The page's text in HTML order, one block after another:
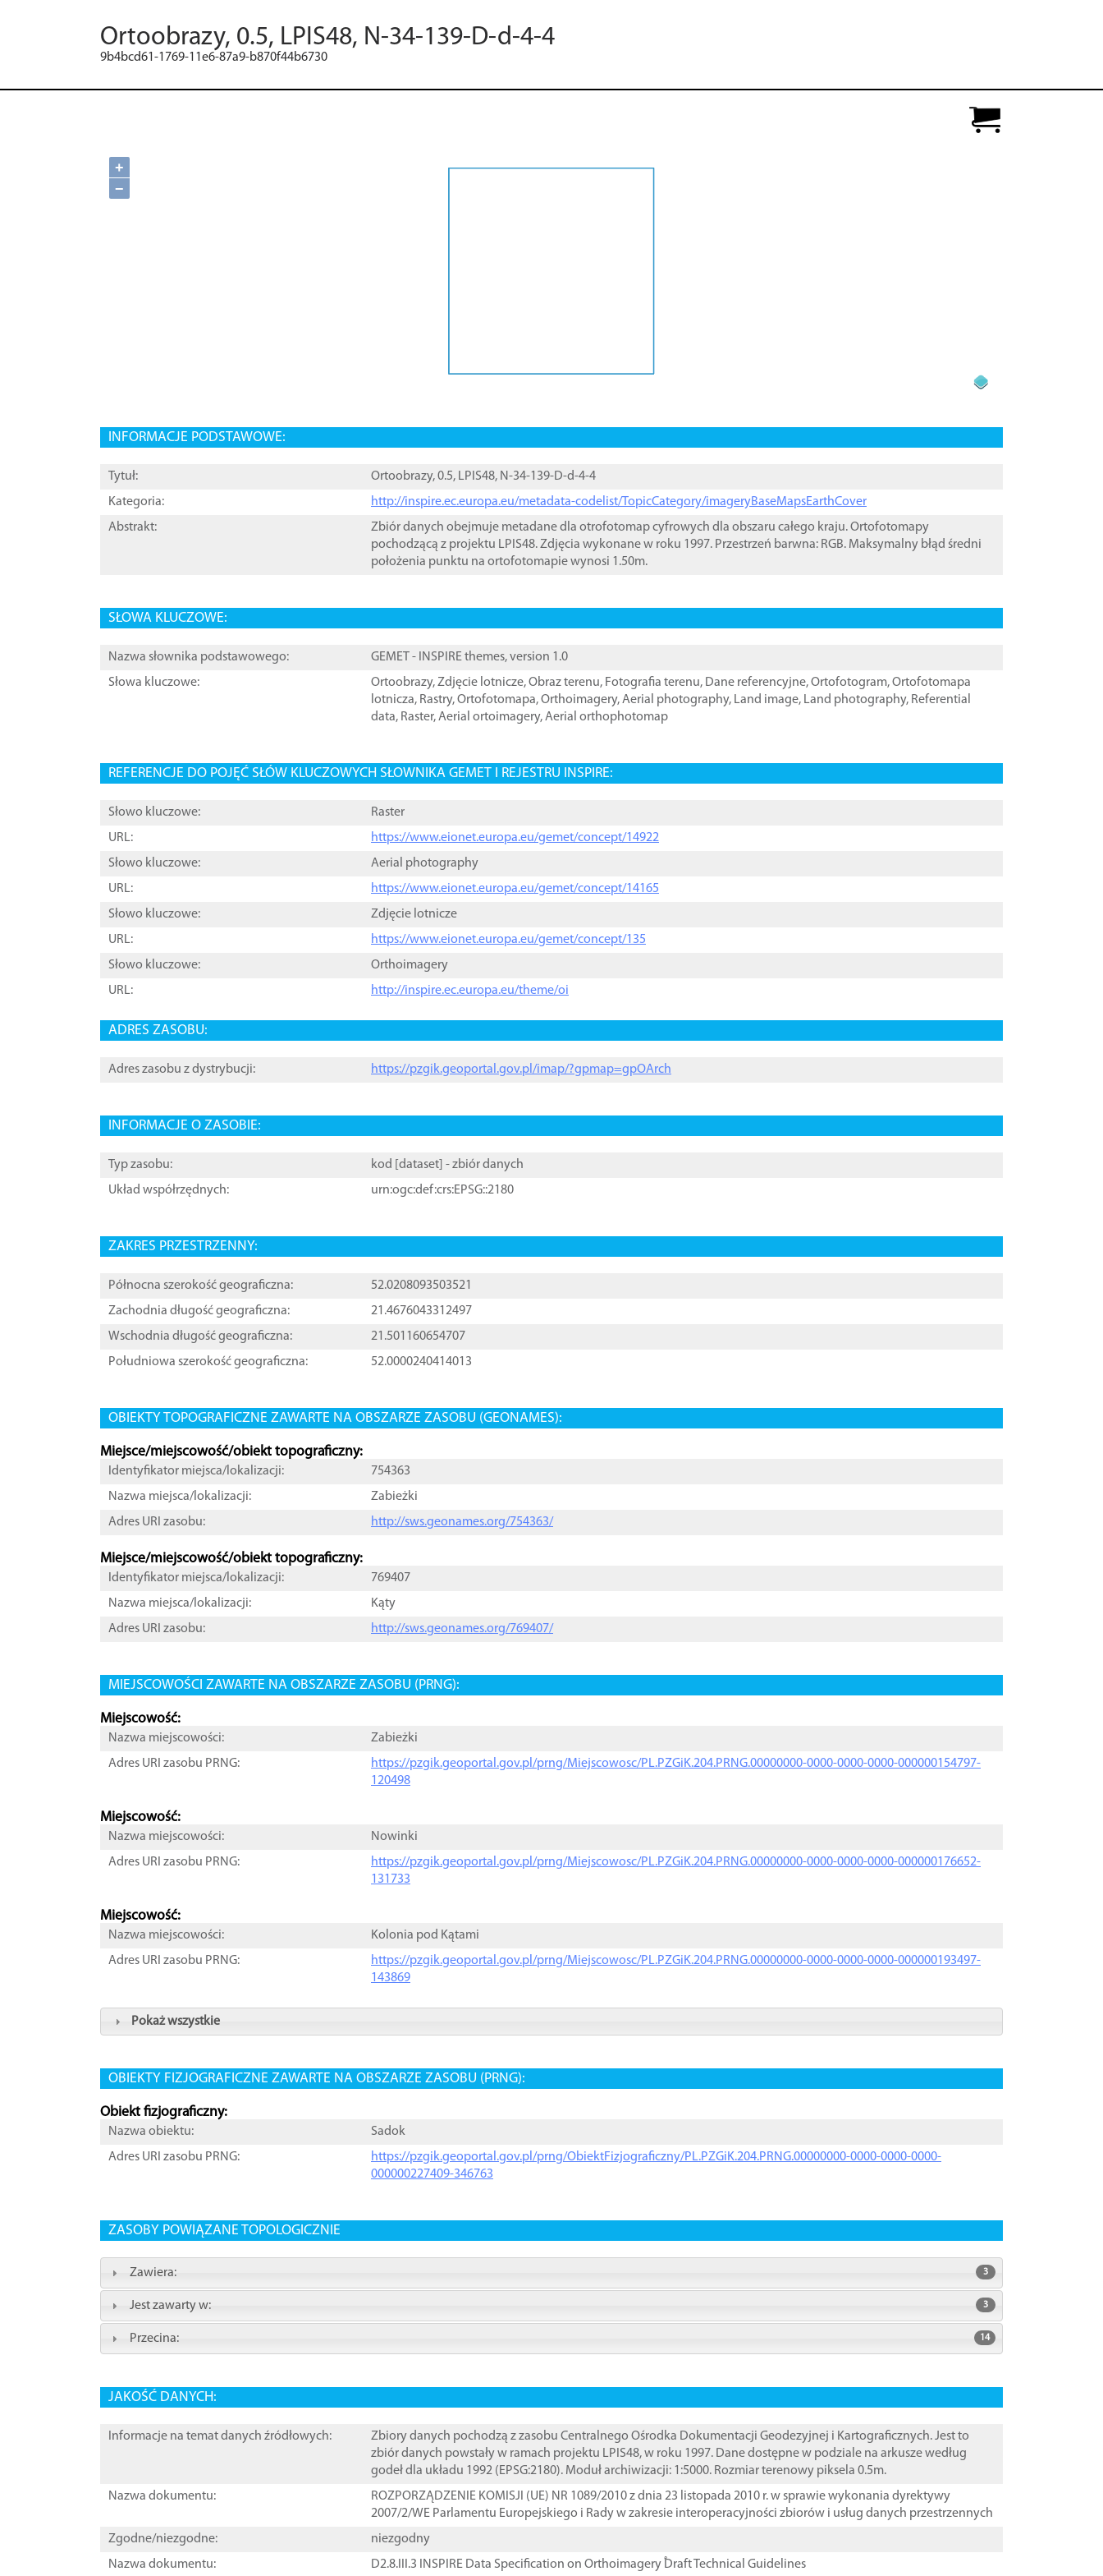
Ortoobrazy, 0.5, LPIS48, N-34-139-D-d-4-4
9b4bcd61-1769-11e6-87a9-b870f44b6730
+
−
INFORMACJE PODSTAWOWE:
Tytuł:
Ortoobrazy, 0.5, LPIS48, N-34-139-D-d-4-4
Kategoria:
http://inspire.ec.europa.eu/metadata-codelist/TopicCategory/imageryBaseMapsEarthCover
Abstrakt:
Zbiór danych obejmuje metadane dla otrofotomap cyfrowych dla obszaru całego kraju. Ortofotomapy
pochodzącą z projektu LPIS48. Zdjęcia wykonane w roku 1997. Przestrzeń barwna: RGB. Maksymalny błąd średni
położenia punktu na ortofotomapie wynosi 1.50m.
SŁOWA KLUCZOWE:
Nazwa słownika podstawowego:
GEMET - INSPIRE themes, version 1.0
Słowa kluczowe:
Ortoobrazy,Zdjęcie lotnicze,Obraz terenu, Fotografia terenu, Dane referencyjne,Ortofotogram,Ortofotomapa
lotnicza, Rastry,Ortofotomapa,Orthoimagery,Aerial photography, Land image, Land photography, Referential
data, Raster,Aerial ortoimagery,Aerial orthophotomap
REFERENCJE DO POJĘĆ SŁÓW KLUCZOWYCH SŁOWNIKA GEMET I REJESTRU INSPIRE:
Słowo kluczowe:
Raster
URL:
https://www.eionet.europa.eu/gemet/concept/14922
Słowo kluczowe:
Aerial photography
URL:
https://www.eionet.europa.eu/gemet/concept/14165
Słowo kluczowe:
Zdjęcie lotnicze
URL:
https://www.eionet.europa.eu/gemet/concept/135
Słowo kluczowe:
Orthoimagery
URL:
http://inspire.ec.europa.eu/theme/oi
ADRES ZASOBU:
Adres zasobu z dystrybucji: https://pzgik.geoportal.gov.pl/imap/?gpmap=gpOArch
INFORMACJE O ZASOBIE:
Typ zasobu: kod [ dataset ] - zbiór danych
Układ współrzędnych:
urn:ogc:def:crs:EPSG::2180
ZAKRES PRZESTRZENNY:
Północna szerokość geograficzna:
52.0208093503521
Zachodnia długość geograficzna:
21.4676043312497
Wschodnia długość geograficzna:
21.501160654707
Południowa szerokość geograficzna:
52.0000240414013
OBIEKTY TOPOGRAFICZNE ZAWARTE NA OBSZARZE ZASOBU (GEONAMES):
Miejsce/miejscowość/obiekt topograficzny:
Identyfikator miejsca/lokalizacji:
754363
Nazwa miejsca/lokalizacji:
Zabieżki
Adres URI zasobu:
http://sws.geonames.org/754363/
Miejsce/miejscowość/obiekt topograficzny:
Identyfikator miejsca/lokalizacji:
769407
Nazwa miejsca/lokalizacji:
Kąty
Adres URI zasobu:
http://sws.geonames.org/769407/
MIEJSCOWOŚCI ZAWARTE NA OBSZARZE ZASOBU (PRNG):
Miejscowość:
Nazwa miejscowości:
Zabieżki
Adres URI zasobu PRNG:
https://pzgik.geoportal.gov.pl/prng/Miejscowosc/PL.PZGiK.204.PRNG.00000000-0000-0000-0000-000000154797-
120498
Miejscowość:
Nazwa miejscowości:
Nowinki
Adres URI zasobu PRNG:
https://pzgik.geoportal.gov.pl/prng/Miejscowosc/PL.PZGiK.204.PRNG.00000000-0000-0000-0000-000000176652-
131733
Miejscowość:
Nazwa miejscowości:
Kolonia pod Kątami
Adres URI zasobu PRNG:
https://pzgik.geoportal.gov.pl/prng/Miejscowosc/PL.PZGiK.204.PRNG.00000000-0000-0000-0000-000000193497-
143869
Pokaż wszystkie
OBIEKTY FIZJOGRAFICZNE ZAWARTE NA OBSZARZE ZASOBU (PRNG):
Obiekt fizjograficzny:
Nazwa obiektu:
Sadok
Adres URI zasobu PRNG:
https://pzgik.geoportal.gov.pl/prng/ObiektFizjograficzny/PL.PZGiK.204.PRNG.00000000-0000-0000-0000-
000000227409-346763
ZASOBY POWIĄZANE TOPOLOGICZNIE
Zawiera: 3
Jest zawarty w: 3
Przecina: 14
JAKOŚĆ DANYCH:
Informacje na temat danych źródłowych:
Zbiory danych pochodzą z zasobu Centralnego Ośrodka Dokumentacji Geodezyjnej i Kartograficznych. Jest to
zbiór danych powstały w ramach projektu LPIS48, w roku 1997. Dane dostępne w podziale na arkusze według
godeł dla układu 1992 (EPSG:2180). Moduł archiwizacji: 1:5000. Rozmiar terenowy piksela 0.5m.
Nazwa dokumentu:
ROZPORZĄDZENIE KOMISJI (UE) NR 1089/2010 z dnia 23 listopada 2010 r. w sprawie wykonania dyrektywy
2007/2/WE Parlamentu Europejskiego i Rady w zakresie interoperacyjności zbiorów i usług danych przestrzennych
Zgodne/niezgodne:
niezgodny
Nazwa dokumentu:
D2.8.III.3 INSPIRE Data Specification on Orthoimagery ֠Draft Technical Guidelines